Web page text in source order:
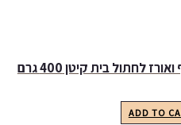
בית קיטן 400 גרם
ADD TO